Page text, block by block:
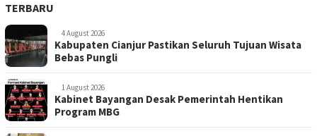
TERBARU
4 August 2026
Kabupaten Cianjur Pastikan Seluruh Tujuan Wisata
Bebas Pungli
1 August 2026
Kabinet Bayangan Desak Pemerintah Hentikan
Program MBG